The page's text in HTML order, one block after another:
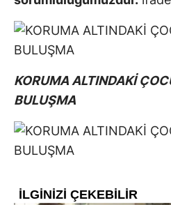
KORUMA ALTINDAKİ
BULUŞMA